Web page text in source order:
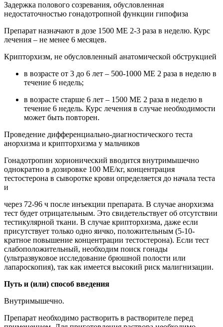
Задержка полового созревания, обусловленная
недостаточностью гонадотропной функции гипофиза
Препарат назначают в дозе 1500 МE 2-3 раза в неделю. Курс
лечения – не менее 6 месяцев.
Крипторхизм, не обусловленный анатомической обструкцией
в возрасте от 3 до 6 лет – 500-1000 МE 2 раза в неделю в
течение 6 недель;
в возрасте старше 6 лет – 1500 МE 2 раза в неделю в
течение 6 недель. Курс лечения в случае необходимости
может быть повторен.
Проведение дифференциально-диагностического теста
анорхизма и крипторхизма у мальчиков
Гонадотропин хорионический вводится внутримышечно
однократно в дозировке 100 МЕ/кг, концентрация
тестостерона в сыворотке крови определяется до начала теста
и
через 72-96 ч после инъекции препарата. В случае анорхизма
тест будет отрицательным. Это свидетельствует об отсутствии
тестикулярной ткани. В случае крипторхизма, даже если
присутствует только одно яичко, положительным (5-10-
кратное повышение концентрации тестостерона). Если тест
слабоположительный, необходим поиск гонады
(ультразвуковое исследование брюшной полости или
лапароскопия), так как имеется высокий риск малигнизации.
Путь и (или) способ введения
Внутримышечно.
Препарат необходимо растворить в растворителе перед